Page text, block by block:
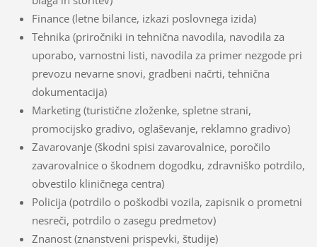
Finance (letne bilance, izkazi poslovnega izida)
Tehnika (priročniki in tehnična navodila, navodila za
uporabo, varnostni listi, navodila za primer nezgode pri
prevozu nevarne snovi, gradbeni načrti, tehnična
dokumentacija)
Marketing (turistične zloženke, spletne strani,
promocijsko gradivo, oglaševanje, reklamno gradivo)
Zavarovanje (škodni spisi zavarovalnice, poročilo
zavarovalnice o škodnem dogodku, zdravniško potrdilo,
obvestilo kliničnega centra)
Policija (potrdilo o poškodbi vozila, zapisnik o prometni
nesreči, potrdilo o zasegu predmetov)
Znanost (znanstveni prispevki, študije)